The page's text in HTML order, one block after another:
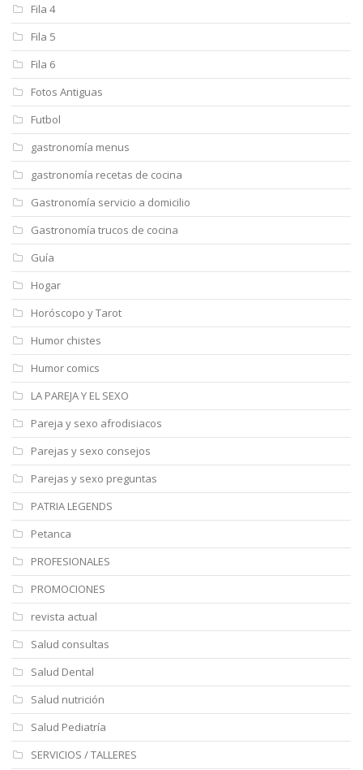
Fila 4
Fila 5
Fila 6
Fotos Antiguas
Futbol
gastronomía menus
gastronomía recetas de cocina
Gastronomía servicio a domicilio
Gastronomía trucos de cocina
Guía
Hogar
Horóscopo y Tarot
Humor chistes
Humor comics
LA PAREJA Y EL SEXO
Pareja y sexo afrodisiacos
Parejas y sexo consejos
Parejas y sexo preguntas
PATRIA LEGENDS
Petanca
PROFESIONALES
PROMOCIONES
revista actual
Salud consultas
Salud Dental
Salud nutrición
Salud Pediatría
SERVICIOS / TALLERES